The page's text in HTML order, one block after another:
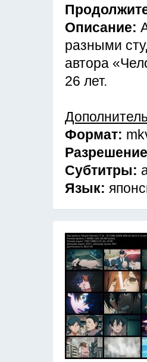
Описание:
разными
автора
26 лет.
Формат:
Субтитры:
Язык: